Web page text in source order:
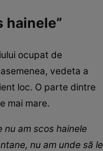
hainele”
ocupat de
vedeta a
loc. O parte dintre
mai mare.
nu am scos hainele
nu am unde să le